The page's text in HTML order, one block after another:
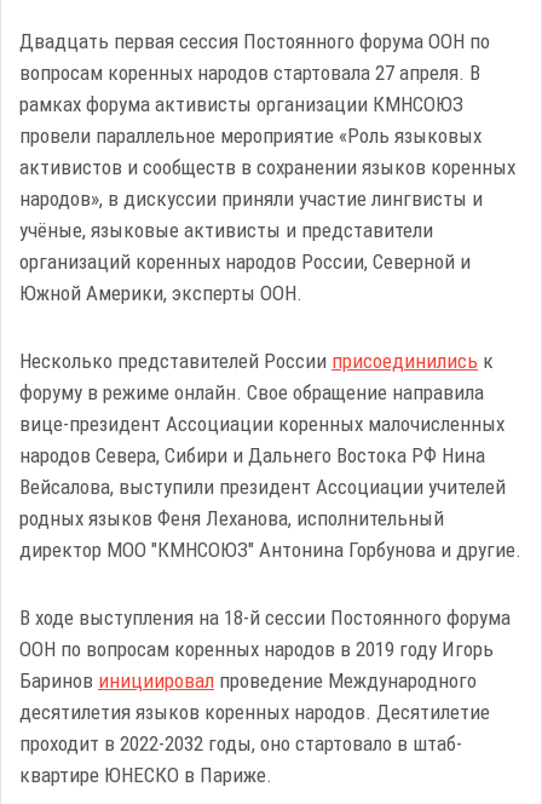
Двадцать первая сессия Постоянного форума ООН по
вопросам коренных народов стартовала 27 апреля. В
рамках форума активисты организации КМНСОЮЗ
провели параллельное мероприятие «Роль языковых
активистов и сообществ в сохранении языков коренных
народов», в дискуссии приняли участие лингвисты и
учёные, языковые активисты и представители
организаций коренных народов России, Северной и
Южной Америки, эксперты ООН.
Несколько представителей России присоединились к
форуму в режиме онлайн. Свое обращение направила
вице-президент Ассоциации коренных малочисленных
народов Севера, Сибири и Дальнего Востока РФ Нина
Вейсалова, выступили президент Ассоциации учителей
родных языков Феня Леханова, исполнительный
директор МОО "КМНСОЮЗ" Антонина Горбунова и другие.
В ходе выступления на 18-й сессии Постоянного форума
ООН по вопросам коренных народов в 2019 году Игорь
Баринов инициировал проведение Международного
десятилетия языков коренных народов. Десятилетие
проходит в 2022-2032 годы, оно стартовало в штаб-
квартире ЮНЕСКО в Париже.